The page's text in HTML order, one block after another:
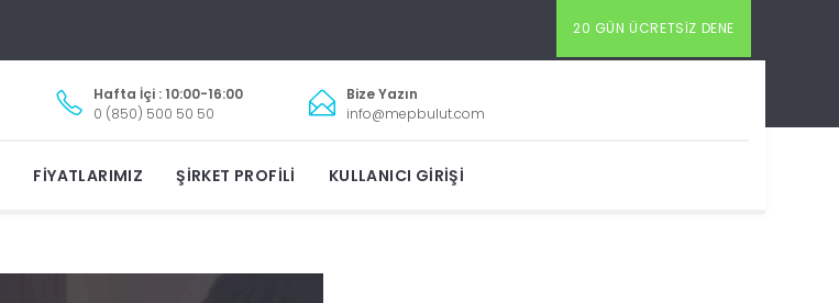
20 GÜN ÜCRETSIZ DENE
Hafta İçi : 10:00-16:00
0 (850) 500 50 50
Bize Yazın
info@mepbulut.com
FIYATLARIMIZ ŞIRKET PROFILI KULLANICI GIRIŞI